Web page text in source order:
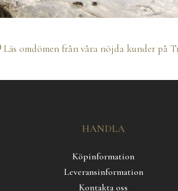
Läs omdömen från våra nöjda kunder på
HANDLA
Köpinformation
Leveransinformation
Kontakta oss